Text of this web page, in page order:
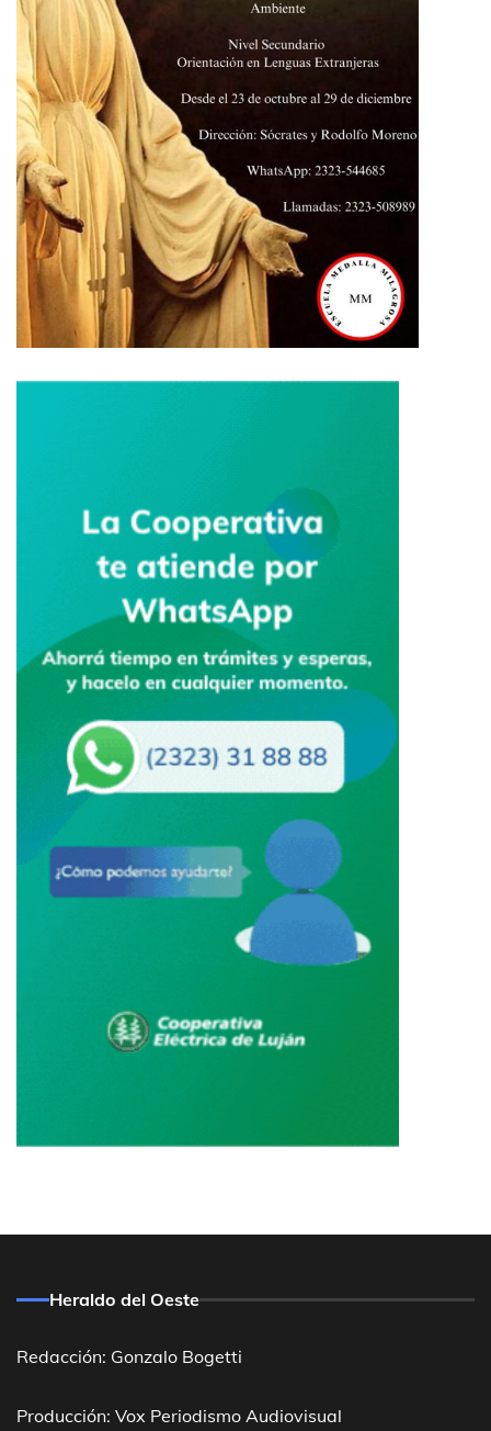
Heraldo del Oeste
Redacción: Gonzalo Bogetti
Producción: Vox Periodismo Audiovisual